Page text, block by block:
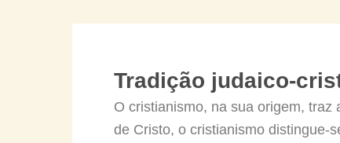
Tradição judaico-
O cristianismo, na sua origem,
de Cristo, o cristianismo distingue-